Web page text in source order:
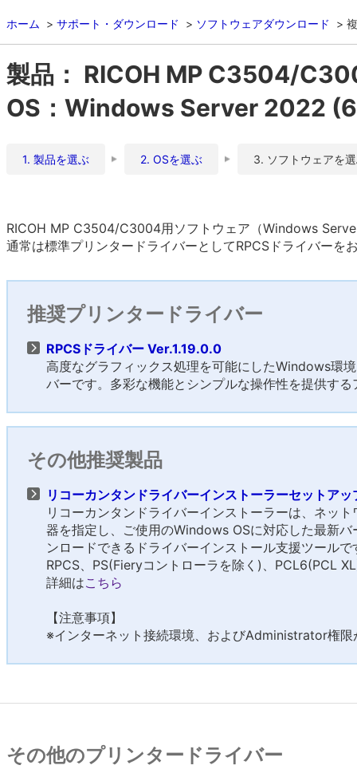
ホーム サポート・ダウンロード ソフトウェアダウンロード
製品： RICOH MP C3504/
OS：Windows Server 2022
1. 製品を選ぶ 2. OSを選ぶ 3. ソフトウェアを
RICOH MP C3504/C3004用ソフトウェア（Windows
通常は標準プリンタードライバーとしてRPCSドライバーを
推奨プリンタードライバー
RPCSドライバー Ver.1.19.0.0
高度なグラフィックス処理を可能にしたWindows環
バーです。多彩な機能とシンプルな操作性を提供す
その他推奨製品
リコーカンタンドライバーインストーラーセットア
リコーカンタンドライバーインストーラーは、ネッ
器を指定し、ご使用のWindows OSに対応した最新
ンロードできるドライバーインストール支援ツールで
RPCS、PS(Fieryコントローラを除く)、PCL6(PCL
詳細はこちら
【注意事項】
※インターネット接続環境、およびAdministrator権限
その他のプリンタードライバー